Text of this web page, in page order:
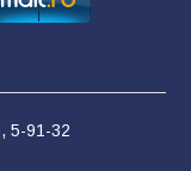
почему
5-91-32